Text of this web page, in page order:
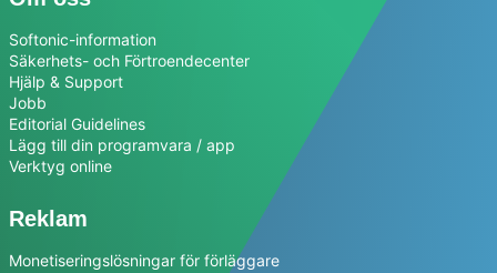
Softonic-information
Säkerhets- och Förtroendecenter
Hjälp & Support
Jobb
Editorial Guidelines
Lägg till din programvara / app
Verktyg online
Reklam
Monetiseringslösningar för förläggare